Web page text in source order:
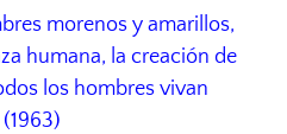
morenos y amarillos,
humana, la creación de
los hombres vivan